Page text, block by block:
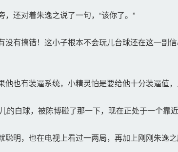
还对着朱逸之说了一句，“该你了。”
有搞错！这小子根本不会玩儿台球还在这一副
也有装逼系统，小精灵怕是要给他十分装逼值，
的白球，被陈博碰了那一下，现在正处于一个靠
明，也在电视上看过一两局，再加上刚刚朱逸